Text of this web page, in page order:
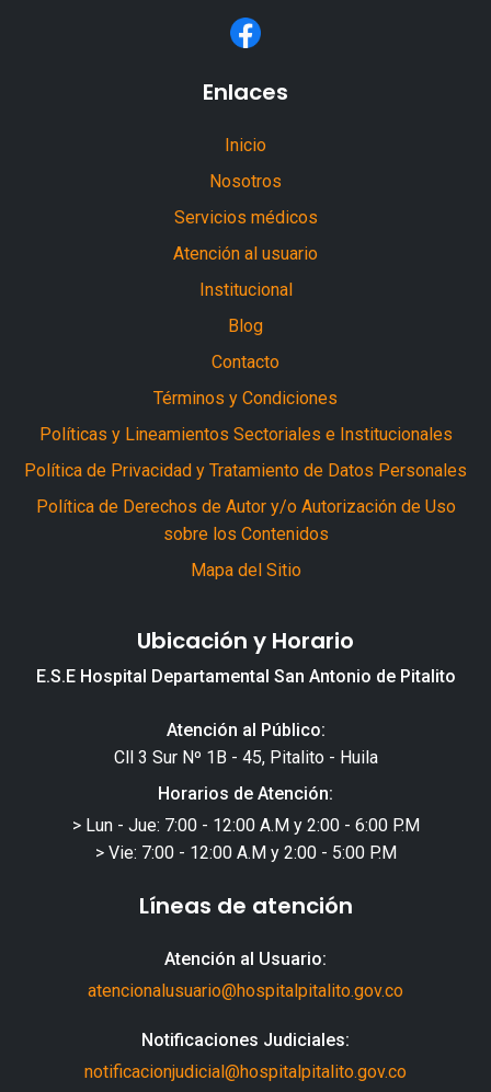
Enlaces
Inicio
Nosotros
Servicios médicos
Atención al usuario
Institucional
Blog
Contacto
Términos y Condiciones
Políticas y Lineamientos Sectoriales e Institucionales
Política de Privacidad y Tratamiento de Datos Personales
Política de Derechos de Autor y/o Autorización de Uso
sobre los Contenidos
Mapa del Sitio
Ubicación y Horario
E.S.E Hospital Departamental San Antonio de Pitalito
Atención al Público:
Cll 3 Sur Nº 1B - 45, Pitalito - Huila
Horarios de Atención:
> Lun - Jue: 7:00 - 12:00 A.M y 2:00 - 6:00 P.M
> Vie: 7:00 - 12:00 A.M y 2:00 - 5:00 P.M
Líneas de atención
Atención al Usuario:
atencionalusuario@hospitalpitalito.gov.co
Notificaciones Judiciales:
notificacionjudicial@hospitalpitalito.gov.co